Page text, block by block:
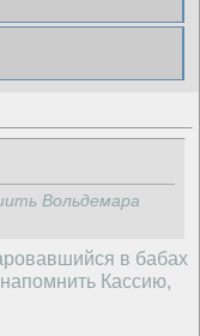
Вольдемара
в бабах
Кассию,